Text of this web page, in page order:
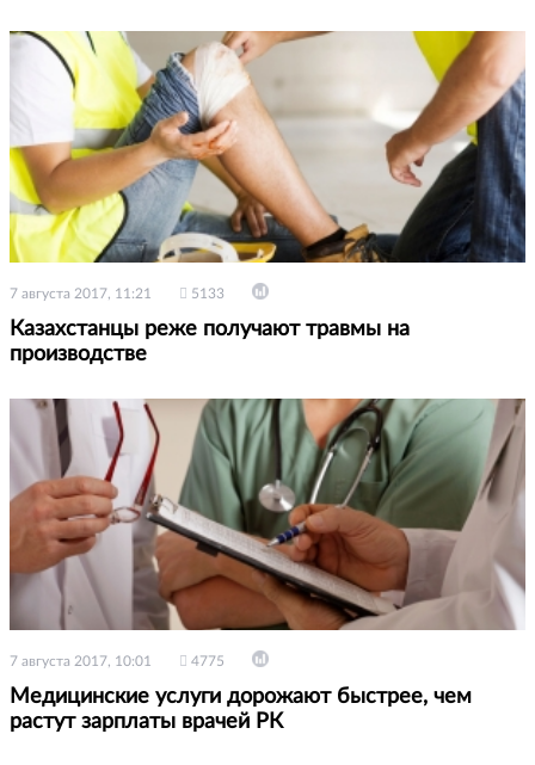
7 августа 2017, 11:21 5133
Казахстанцы реже получают травмы на
производстве
7 августа 2017, 10:01 4775
Медицинские услуги дорожают быстрее, чем
растут зарплаты врачей РК